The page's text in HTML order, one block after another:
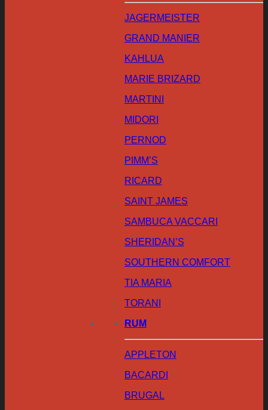
JAGERMEISTER
GRAND MANIER
KAHLUA
MARIE BRIZARD
MARTINI
MIDORI
PERNOD
PIMM’S
RICARD
SAINT JAMES
SAMBUCA VACCARI
SHERIDAN’S
SOUTHERN COMFORT
TIA MARIA
TORANI
RUM
APPLETON
BACARDI
BRUGAL